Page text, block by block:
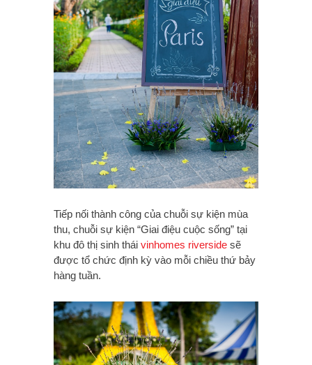
Tiếp nối thành công của chuỗi sự kiện mùa
thu, chuỗi sự kiện “Giai điệu cuộc sống” tại
khu đô thị sinh thái vinhomes riverside sẽ
được tổ chức định kỳ vào mỗi chiều thứ bảy
hàng tuần.